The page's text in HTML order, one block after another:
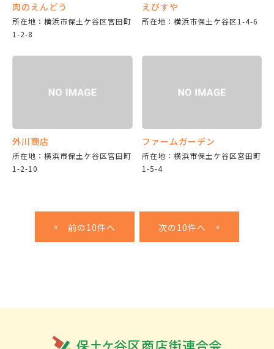
肉のえんどう
所在地：横浜市保土ケ谷区宮田町
1-2-8
えびすや
所在地：横浜市保土ケ谷区1-4-6
外川商店
所在地：横浜市保土ケ谷区宮田町
1-2-10
ファームガーデン
所在地：横浜市保土ケ谷区宮田町
1-5-4
« »